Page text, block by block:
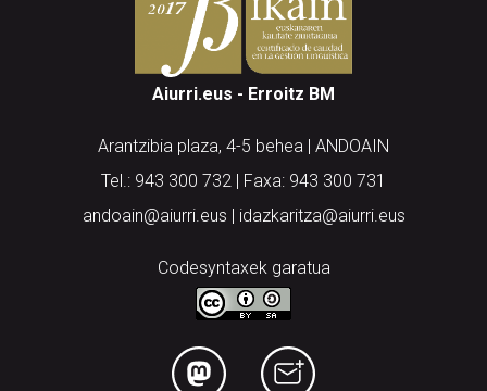
Aiurri.eus - Erroitz BM
Arantzibia plaza, 4-5 behea | ANDOAIN
Tel.: 943 300 732 | Faxa: 943 300 731
andoain@aiurri.eus | idazkaritza@aiurri.eus
Codesyntaxek garatua